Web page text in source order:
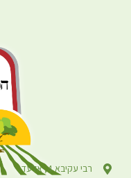
רבי עקיבא 4, אלעד